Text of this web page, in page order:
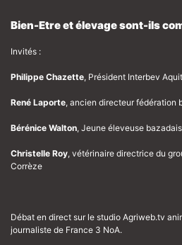
Bien-Etre et élevage sont-ils
Invités :
Philippe Chazette, Président Interbev
René Laporte, ancien directeur fédération
Bérénice Walton, Jeune éleveuse
Christelle Roy, vétérinaire directrice du
Corrèze
Débat en direct sur le studio Agriweb.tv
journaliste de France 3 NoA.